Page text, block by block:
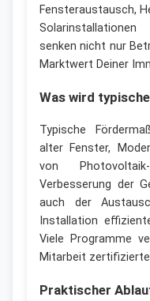
Fensteraustausch,
senken nicht nur
Marktwert Deiner
Was wird
Typische
alter Fenster,
von
Verbesserung der
auch der
Installation
Viele Programme
Mitarbeit
Praktischer